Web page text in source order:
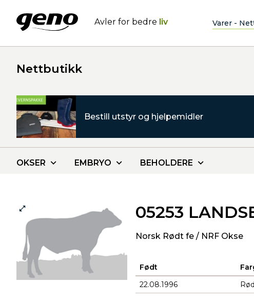
Avler for bedre liv Varer -
Nettbutikk
Bestill utstyr og hjelpemidler
OKSER EMBRYO BEHOLDERE
05253
Norsk Rødt fe / NRF Okse
Født
22.08.1996
Rød